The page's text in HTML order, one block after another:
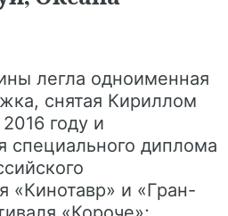
легла одноименная
снятая Кириллом
году и
специального диплома
«Кинотавр» и «Гран-